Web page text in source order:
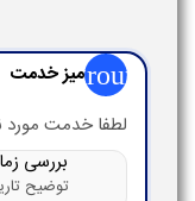
groupمیز خدمت
لطفا خدمت مورد
بررسی
توضیح